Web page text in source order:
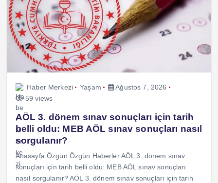
Haber Merkezi Yaşam
Ağustos 7, 2026
59 views
AÖL 3. dönem sınav sonuçları için tarih
belli oldu: MEB AÖL sınav sonuçları nasıl
sorgulanır?
Anasayfa Özgün Özgün Haberler AÖL 3. dönem sınav
sonuçları için tarih belli oldu: MEB AÖL sınav sonuçları
nasıl sorgulanır? AÖL 3. dönem sınav sonuçları için tarih